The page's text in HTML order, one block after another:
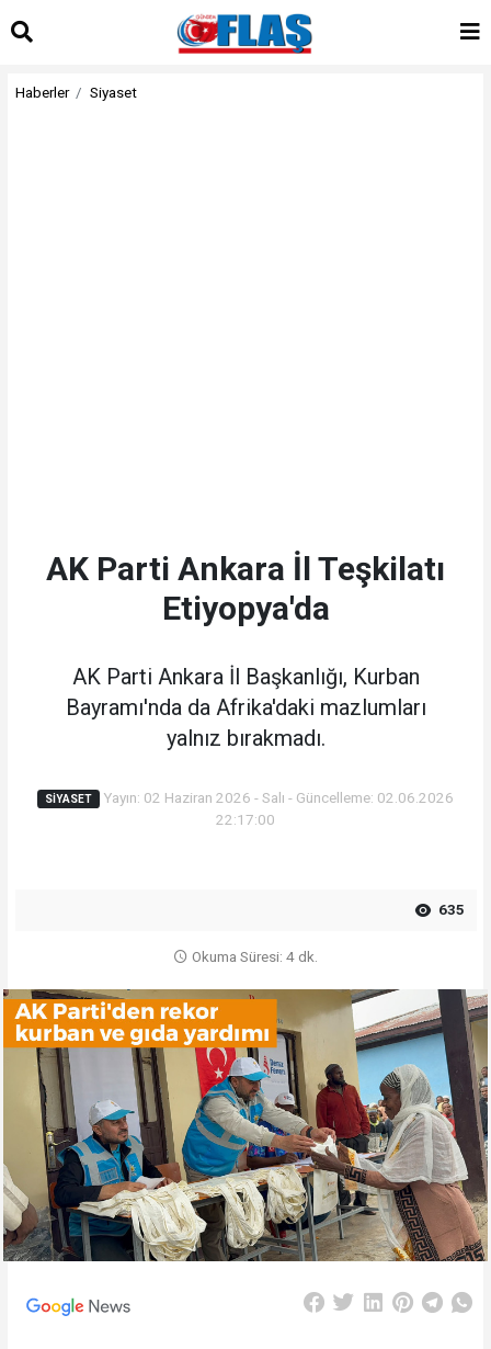
Haberler Siyaset
AK Parti Ankara İl Teşkilatı
Etiyopya'da
AK Parti Ankara İl Başkanlığı, Kurban
Bayramı'nda da Afrika'daki mazlumları
yalnız bırakmadı.
SIYASET Yayın: 02 Haziran 2026 - Salı - Güncelleme: 02.06.2026
22:17:00
635
Okuma Süresi: 4 dk.